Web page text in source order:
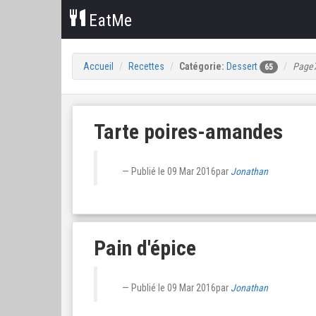
EatMe
Accueil Recettes Catégorie: Dessert 65
Tarte poires-amandes
Publié le 09 Mar 2016par Jonathan
Pain d'épice
Publié le 09 Mar 2016par Jonathan